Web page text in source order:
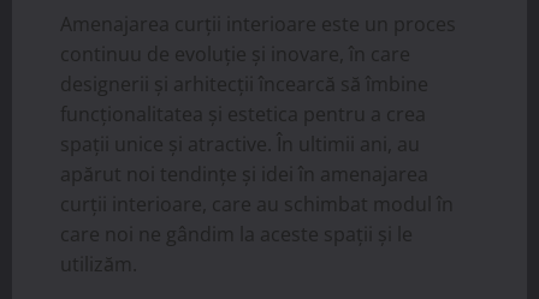
Amenajarea curții interioare este un proces
continuu de evoluție și inovare, în care
designerii și arhitecții încearcă să îmbine
funcționalitatea și estetica pentru a crea
spații unice și atractive. În ultimii ani, au
apărut noi tendințe și idei în amenajarea
curții interioare, care au schimbat modul în
care noi ne gândim la aceste spații și le
utilizăm.